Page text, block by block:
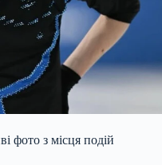
фото з місця подій